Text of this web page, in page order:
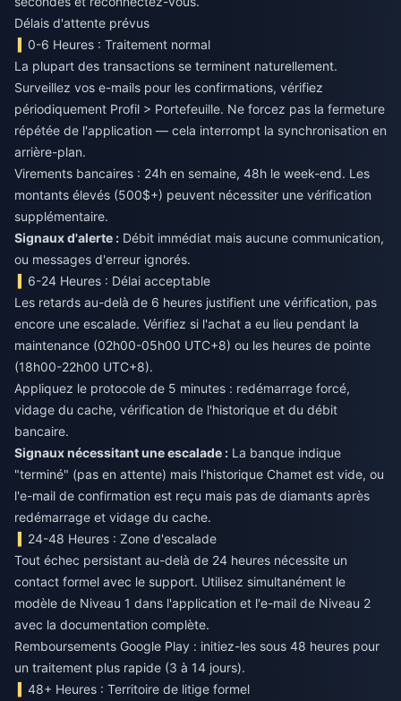
Délais d'attente prévus
0-6 Heures : Traitement normal
La plupart des transactions se terminent naturellement.
Surveillez vos e-mails pour les confirmations, vérifiez
périodiquement Profil > Portefeuille. Ne forcez pas la fermeture
répétée de l'application — cela interrompt la synchronisation en
arrière-plan.
Virements bancaires : 24h en semaine, 48h le week-end. Les
montants élevés (500$+) peuvent nécessiter une vérification
supplémentaire.
Signaux d'alerte : Débit immédiat mais aucune communication,
ou messages d'erreur ignorés.
6-24 Heures : Délai acceptable
Les retards au-delà de 6 heures justifient une vérification, pas
encore une escalade. Vérifiez si l'achat a eu lieu pendant la
maintenance (02h00-05h00 UTC+8) ou les heures de pointe
(18h00-22h00 UTC+8).
Appliquez le protocole de 5 minutes : redémarrage forcé,
vidage du cache, vérification de l'historique et du débit
bancaire.
Signaux nécessitant une escalade : La banque indique
"terminé" (pas en attente) mais l'historique Chamet est vide, ou
l'e-mail de confirmation est reçu mais pas de diamants après
redémarrage et vidage du cache.
24-48 Heures : Zone d'escalade
Tout échec persistant au-delà de 24 heures nécessite un
contact formel avec le support. Utilisez simultanément le
modèle de Niveau 1 dans l'application et l'e-mail de Niveau 2
avec la documentation complète.
Remboursements Google Play : initiez-les sous 48 heures pour
un traitement plus rapide (3 à 14 jours).
48+ Heures : Territoire de litige formel